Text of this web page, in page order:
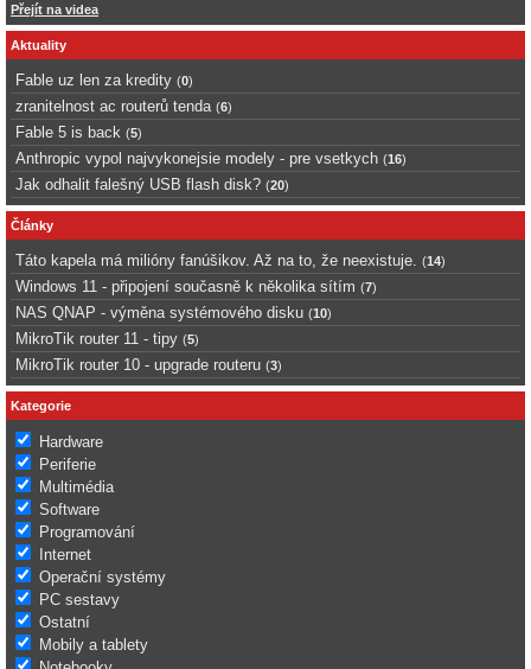
Přejít na videa
Aktuality
Fable uz len za kredity (0)
zranitelnost ac routerů tenda (6)
Fable 5 is back (5)
Anthropic vypol najvykonejsie modely - pre vsetkych (16)
Jak odhalit falešný USB flash disk? (20)
Články
Táto kapela má milióny fanúšikov. Až na to, že neexistuje. (14)
Windows 11 - připojení současně k několika sítím (7)
NAS QNAP - výměna systémového disku (10)
MikroTik router 11 - tipy (5)
MikroTik router 10 - upgrade routeru (3)
Kategorie
Hardware
Periferie
Multimédia
Software
Programování
Internet
Operační systémy
PC sestavy
Ostatní
Mobily a tablety